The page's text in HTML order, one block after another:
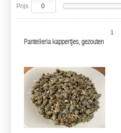
Prijs
Pantelleria kappertjes, gezouten
1